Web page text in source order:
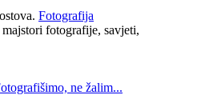
Fotografija
fotografije, savjeti,
ne žalim...